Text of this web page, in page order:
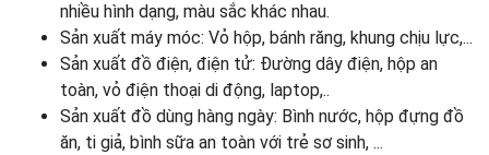
nhiều hình dạng, màu sắc khác nhau.
Sản xuất máy móc: Vỏ hộp, bánh răng, khung chịu lực,...
Sản xuất đồ điện, điện tử: Đường dây điện, hộp an
toàn, vỏ điện thoại di động, laptop,..
Sản xuất đồ dùng hàng ngày: Bình nước, hộp đựng đồ
ăn, ti giả, bình sữa an toàn với trẻ sơ sinh, ...